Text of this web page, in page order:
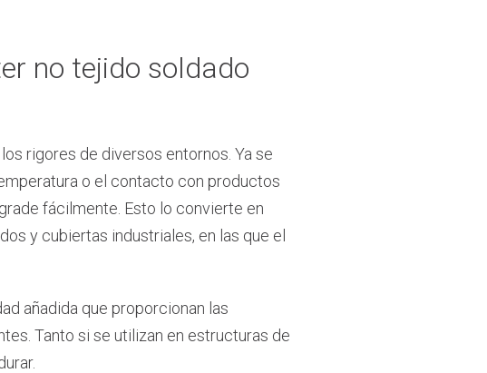
no tejido soldado
rigores de diversos entornos. Ya se
o el contacto con productos
fácilmente. Esto lo convierte en
y cubiertas industriales, en las que el
añadida que proporcionan las
Tanto si se utilizan en estructuras de